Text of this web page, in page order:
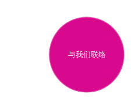
与我们联络